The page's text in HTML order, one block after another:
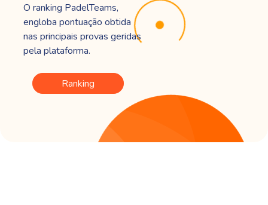
O ranking PadelTeams,
engloba pontuação obtida
nas principais provas geridas
pela plataforma.
Ranking